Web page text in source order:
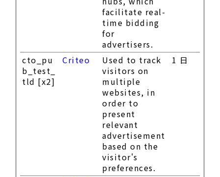
facilitate real-
time bidding
for
advertisers.
cto_pu
b_test_
tld [x2]
Criteo
Used to track
visitors on
multiple
websites, in
order to
present
relevant
advertisement
based on the
visitor's
preferences.
1 日